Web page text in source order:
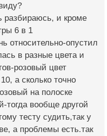
разбираюсь, и кроме
6 в 1
относительно-опустил
в разные цвета и
розовый цвет
а сколько точно
на полоске
тогда вообще другой
тесту судить,так у
а проблемы есть.так